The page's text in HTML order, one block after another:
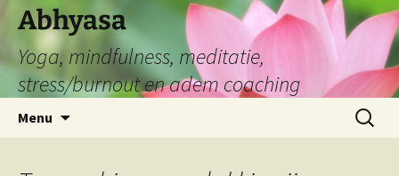
Abhyasa
Yoga, mindfulness, meditatie,
stress/burnout en adem coaching
Menu
inhoud
Zoeken
naar: